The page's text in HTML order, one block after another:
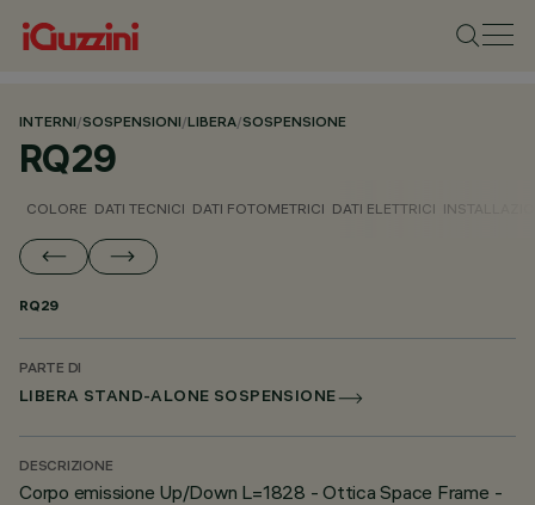
INTERNI/SOSPENSIONI/LIBERA/SOSPENSIONE
RQ29
COLORE DATI TECNICI DATI FOTOMETRICI DATI ELETTRICI
RQ29
PARTE DI
LIBERA STAND-ALONE SOSPENSIONE
DESCRIZIONE
Corpo emissione Up/Down L=1828 - Ottica Space Frame -